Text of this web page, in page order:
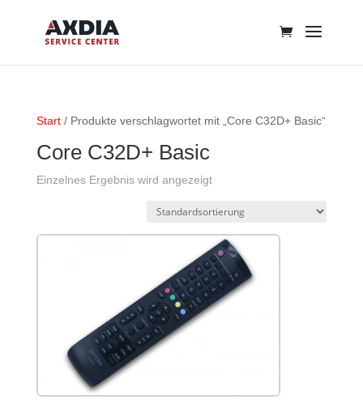
Start/ Produkte verschlagwortet mit „Core C32D+ Basic“
Core C32D+ Basic
Einzelnes Ergebnis wird angezeigt